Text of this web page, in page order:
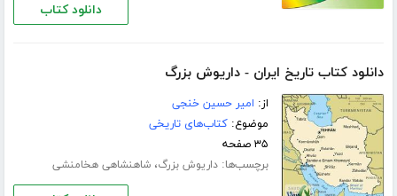
دانلود کتاب
دانلود کتاب تاریخ ایران - داریوش بزرگ
از: امیر حسین خنجی
موضوع:کتاب‌های تاریخی
۳۵ صفحه
برچسب‌ها:داریوش بزرگ،شاهنشاهی هخامنشی